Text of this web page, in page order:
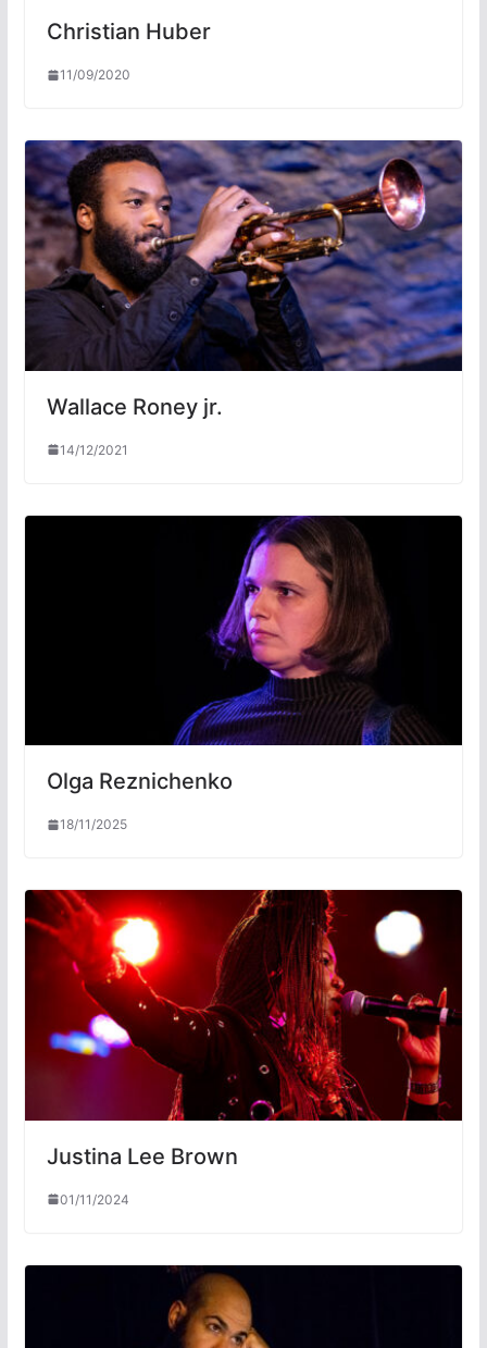
Christian Huber
11/09/2020
Wallace Roney jr.
14/12/2021
Olga Reznichenko
18/11/2025
Justina Lee Brown
01/11/2024